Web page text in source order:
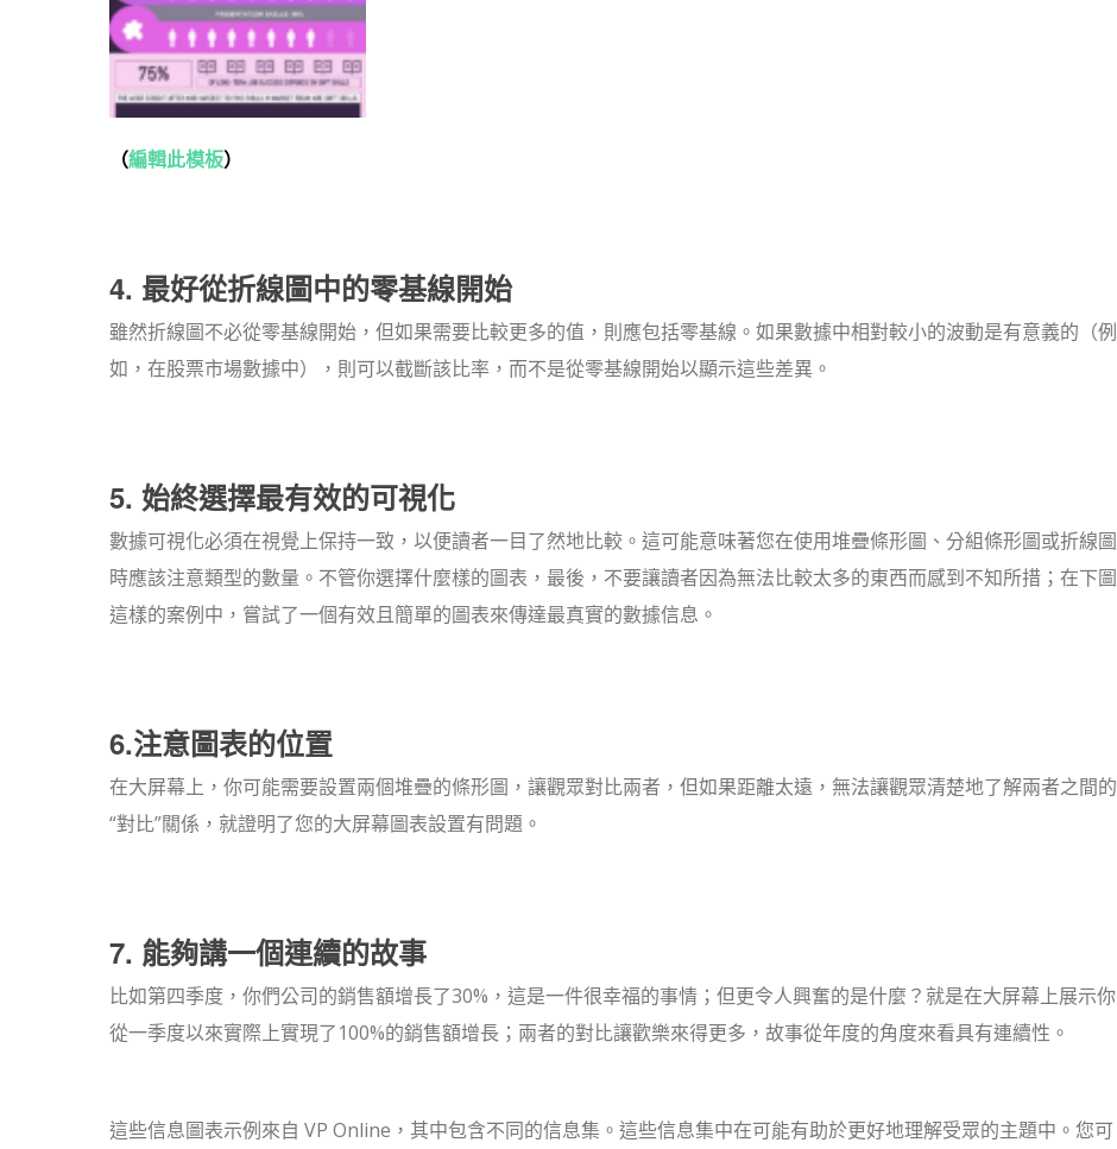
（編輯此模板）
4. 最好從折線圖中的零基線開始
雖然折線圖不必從零基線開始，但如果需要比較更多的值，則應包括零基線。如果數據中相對較小的波動是有意義的（例
如，在股票市場數據中），則可以截斷該比率，而不是從零基線開始以顯示這些差異。
5. 始終選擇最有效的可視化
數據可視化必須在視覺上保持一致，以便讀者一目了然地比較。這可能意味著您在使用堆疊條形圖、分組條形圖或折線圖
時應該注意類型的數量。不管你選擇什麼樣的圖表，最後，不要讓讀者因為無法比較太多的東西而感到不知所措；在下圖
這樣的案例中，嘗試了一個有效且簡單的圖表來傳達最真實的數據信息。
6.注意圖表的位置
在大屏幕上，你可能需要設置兩個堆疊的條形圖，讓觀眾對比兩者，但如果距離太遠，無法讓觀眾清楚地了解兩者之間的
“對比”關係，就證明了您的大屏幕圖表設置有問題。
7. 能夠講一個連續的故事
比如第四季度，你們公司的銷售額增長了30%，這是一件很幸福的事情；但更令人興奮的是什麼？就是在大屏幕上展示你
從一季度以來實際上實現了100%的銷售額增長；兩者的對比讓歡樂來得更多，故事從年度的角度來看具有連續性。
這些信息圖表示例來自 VP Online，其中包含不同的信息集。這些信息集中在可能有助於更好地理解受眾的主題中。您可